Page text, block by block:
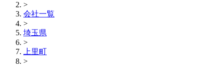
>
会社一覧
>
埼玉県
>
上里町
>